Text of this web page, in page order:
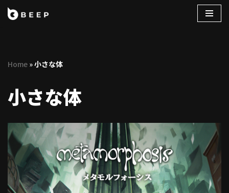
ン
ス
ッ
プ
Home »小さな体
小さな体